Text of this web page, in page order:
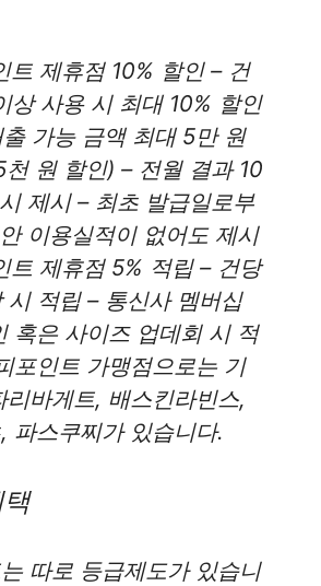
트 제휴점 10% 할인 – 건
상 사용 시 최대 10% 할인
가능 금액 최대 5만 원
원 할인) – 전월 결과 10
제시 – 최초 발급일로부
이용실적이 없어도 제시
트 제휴점 5% 적립 – 건당
시 적립 – 통신사 멤버십
혹은 사이즈 업데회 시 적
포인트 가맹점으로는 기
리바게트, 배스킨라빈스,
파스쿠찌가 있습니다.
따로 등급제도가 있습니